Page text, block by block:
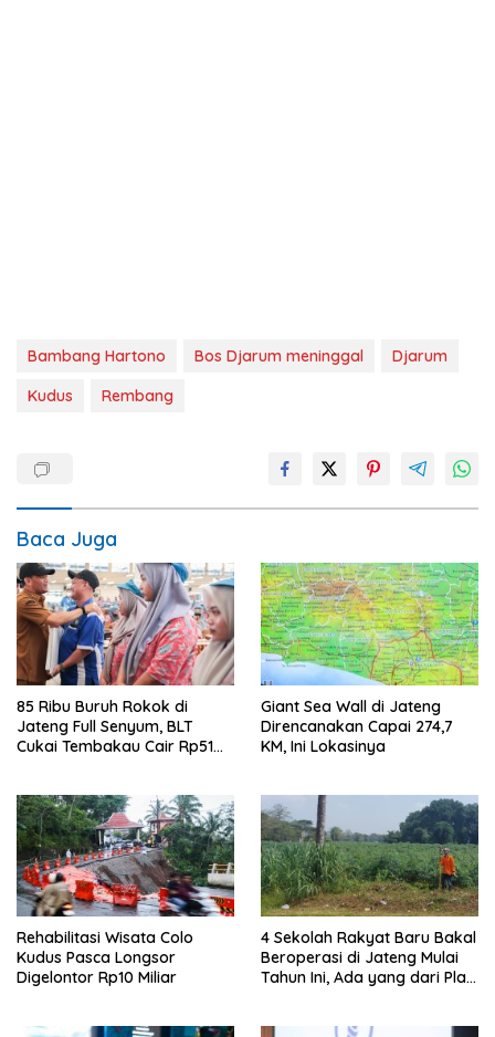
Bambang Hartono Bos Djarum meninggal
Djarum
Kudus
Rembang
Baca Juga
85 Ribu Buruh Rokok di
Jateng Full Senyum, BLT
Cukai Tembakau Cair Rp51
Giant Sea Wall di Jateng
Direncanakan Capai 274,7
KM, Ini Lokasinya
Rehabilitasi Wisata Colo
Kudus Pasca Longsor
Digelontor Rp10 Miliar
4 Sekolah Rakyat Baru Bakal
Beroperasi di Jateng Mulai
Tahun Ini, Ada yang dari Plat